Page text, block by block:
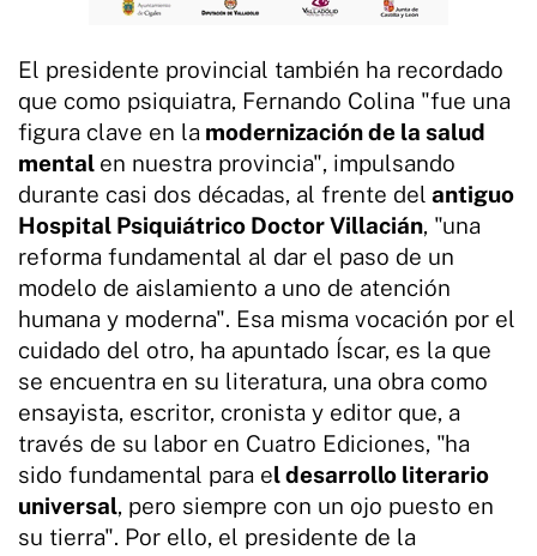
El presidente provincial también ha recordado
que como psiquiatra, Fernando Colina "fue una
figura clave en la modernización de la salud
mental en nuestra provincia", impulsando
durante casi dos décadas, al frente del antiguo
Hospital Psiquiátrico Doctor Villacián, "una
reforma fundamental al dar el paso de un
modelo de aislamiento a uno de atención
humana y moderna". Esa misma vocación por el
cuidado del otro, ha apuntado Íscar, es la que
se encuentra en su literatura, una obra como
ensayista, escritor, cronista y editor que, a
través de su labor en Cuatro Ediciones, "ha
sido fundamental para el desarrollo literario
universal, pero siempre con un ojo puesto en
su tierra". Por ello, el presidente de la